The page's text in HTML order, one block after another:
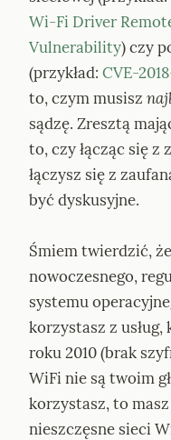
Wi-Fi Driver
Vulnerability) czy
(przykład: CVE-
to, czym musisz
sądzę. Zresztą
to, czy łącząc się
łączysz się z
być dyskusyjne.
Śmiem twierdzić,
nowoczesnego,
systemu
korzystasz z
roku 2010 (brak
WiFi nie są twoim
korzystasz, to
nieszczęsne sieci